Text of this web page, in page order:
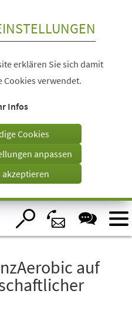
erklären Sie sich damit
Cookies verwendet.
Infos
Cookies
anpassen
akzeptieren
auf